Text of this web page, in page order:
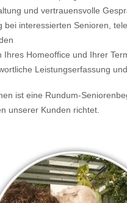
und vertrauensvolle
bei interessierten Senioren,
Ihres Homeoffice und Ihrer
Leistungserfassung
ist eine Rundum-
unserer Kunden richtet.